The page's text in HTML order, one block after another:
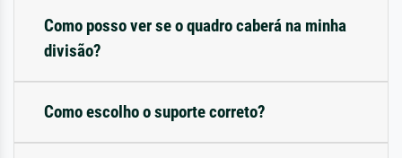
Como posso ver se o quadro caberá na minha
divisão?
Como escolho o suporte correto?